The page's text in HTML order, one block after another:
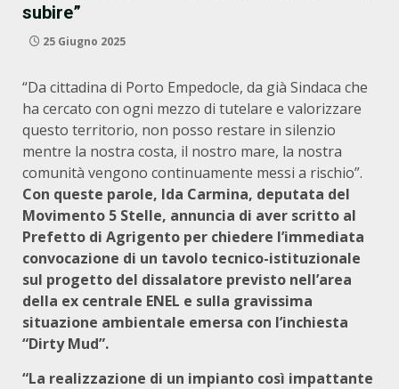
subire”
25 Giugno 2025
“Da cittadina di Porto Empedocle, da già Sindaca che
ha cercato con ogni mezzo di tutelare e valorizzare
questo territorio, non posso restare in silenzio
mentre la nostra costa, il nostro mare, la nostra
comunità vengono continuamente messi a rischio”.
Con queste parole, Ida Carmina, deputata del
Movimento 5 Stelle, annuncia di aver scritto al
Prefetto di Agrigento per chiedere l’immediata
convocazione di un tavolo tecnico-istituzionale
sul progetto del dissalatore previsto nell’area
della ex centrale ENEL e sulla gravissima
situazione ambientale emersa con l’inchiesta
“Dirty Mud”.
“La realizzazione di un impianto così impattante